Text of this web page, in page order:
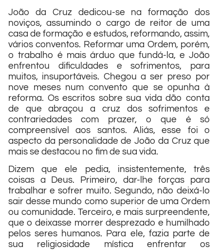
João da Cruz dedicou-se na formação dos
noviços, assumindo o cargo de reitor de uma
casa de formação e estudos, reformando, assim,
vários conventos. Reformar uma Ordem, porém,
o trabalho é mais árduo que fundá-la, e João
enfrentou dificuldades e sofrimentos, para
muitos, insuportáveis. Chegou a ser preso por
nove meses num convento que se opunha à
reforma. Os escritos sobre sua vida dão conta
de que abraçou a cruz dos sofrimentos e
contrariedades com prazer, o que é só
compreensível aos santos. Aliás, esse foi o
aspecto da personalidade de João da Cruz que
mais se destacou no fim de sua vida.
Dizem que ele pedia, insistentemente, três
coisas a Deus. Primeiro, dar-lhe forças para
trabalhar e sofrer muito. Segundo, não deixá-lo
sair desse mundo como superior de uma Ordem
ou comunidade. Terceiro, e mais surpreendente,
que o deixasse morrer desprezado e humilhado
pelos seres humanos. Para ele, fazia parte de
sua religiosidade mística enfrentar os